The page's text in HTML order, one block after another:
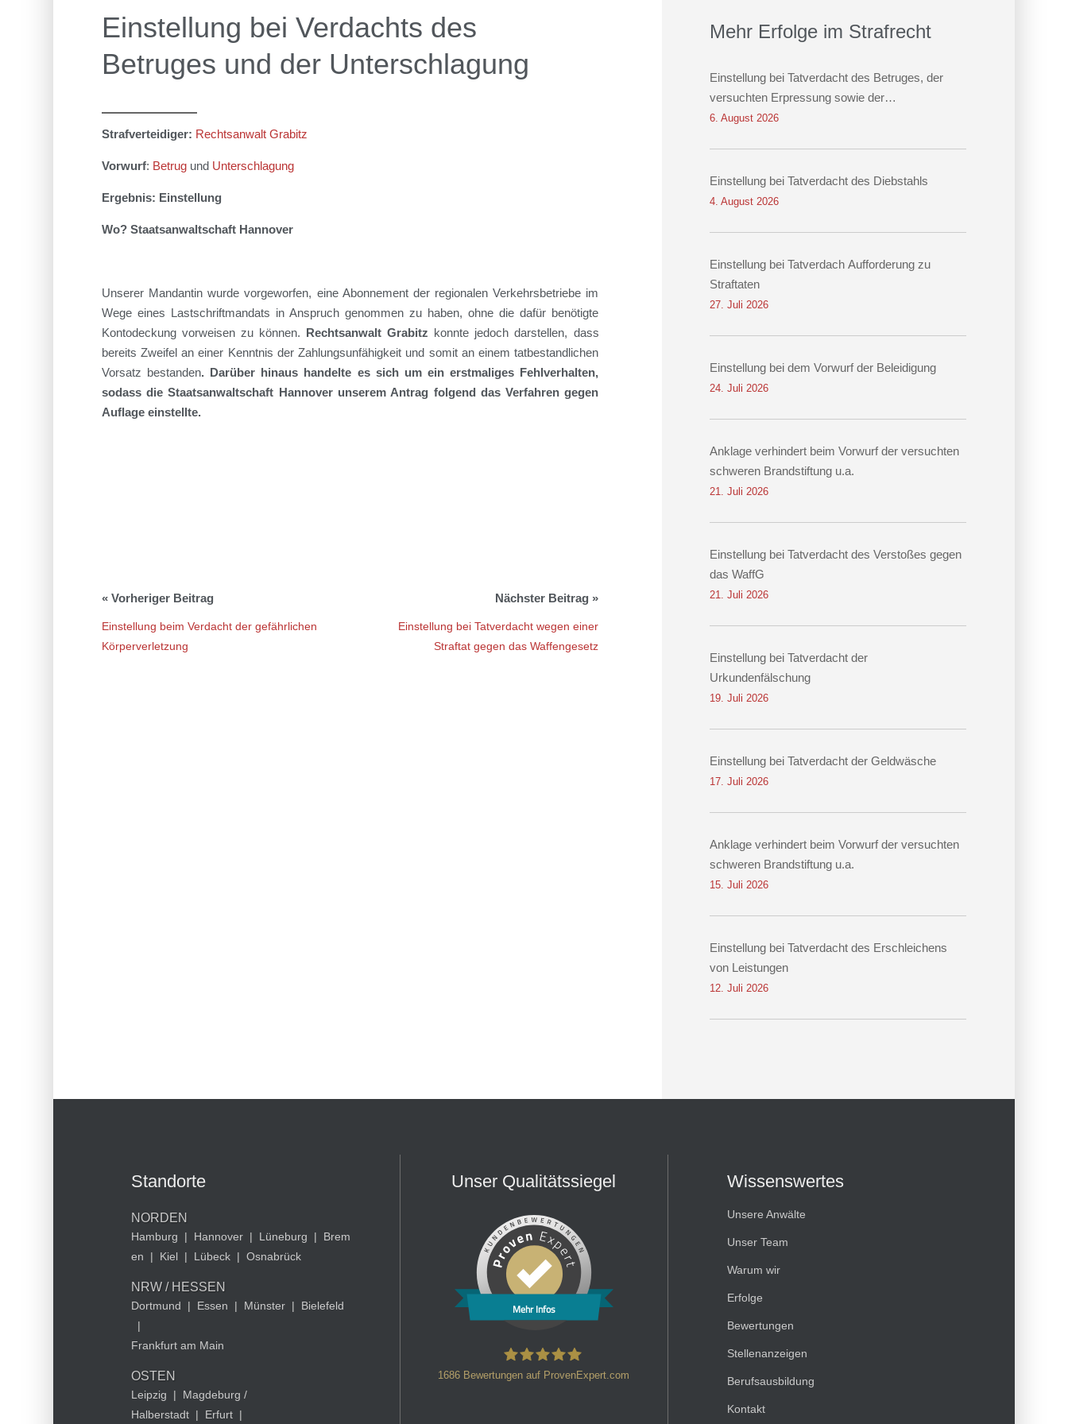
Einstellung bei Verdachts des
Betruges und der Unterschlagung
Strafverteidiger: Rechtsanwalt Grabitz
Vorwurf: BetrugundUnterschlagung
Ergebnis: Einstellung
Wo? Staatsanwaltschaft Hannover
UnsererMandantinwurdevorgeworfen, eine Abonnementder regionalen Verkehrsbetriebe im
Wege eines Lastschriftmandats in Anspruch genommen zu haben, ohne die dafür benötigte
Kontodeckung vorweisen zu können. Rechtsanwalt Grabitz konnte jedoch darstellen, dass
bereits Zweifel an einer Kenntnis der Zahlungsunfähigkeit und somit an einem tatbestandlichen
Vorsatz bestanden. Darüber hinaus handelte es sich um ein erstmaliges Fehlverhalten,
sodass die Staatsanwaltschaft Hannover unserem Antrag folgend das Verfahren gegen
Auflage einstellte.
Einstellung beim Verdacht der gefährlichen
Körperverletzung
Einstellung bei Tatverdacht wegen einer
Straftat gegen das Waffengesetz
Mehr Erfolge im Strafrecht
Einstellung bei Tatverdacht des Betruges, der
versuchten Erpressung sowie der
Datenveränderung
6. August 2026
Einstellung bei Tatverdacht des Diebstahls
4. August 2026
Einstellung bei Tatverdach Aufforderung zu
Straftaten
27. Juli 2026
Einstellung bei dem Vorwurf der Beleidigung
24. Juli 2026
Anklage verhindert beim Vorwurf der versuchten
schweren Brandstiftung u.a.
21. Juli 2026
Einstellung bei Tatverdacht des Verstoßes gegen
das WaffG
21. Juli 2026
Einstellung bei Tatverdacht der
Urkundenfälschung
19. Juli 2026
Einstellung bei Tatverdacht der Geldwäsche
17. Juli 2026
Anklage verhindert beim Vorwurf der versuchten
schweren Brandstiftung u.a.
15. Juli 2026
Einstellung bei Tatverdacht des Erschleichens
von Leistungen
12. Juli 2026
Standorte
NORDEN
Hamburg | Hannover | Lüneburg |
Brem
en
| Kiel | Lübeck | Osnabrück
NRW / HESSEN
Dortmund | Essen | Münster |
Bielefeld
|
Frankfurt am Main
OSTEN
Leipzig |
Magdeburg /
Halberstadt | Erfurt |
Unser Qualitätssiegel
Mehr Infos
1686 Bewertungen auf ProvenExpert.com
Wissenswertes
Unsere Anwälte
Unser Team
Warum wir
Erfolge
Bewertungen
Stellenanzeigen
Berufsausbildung
Kontakt